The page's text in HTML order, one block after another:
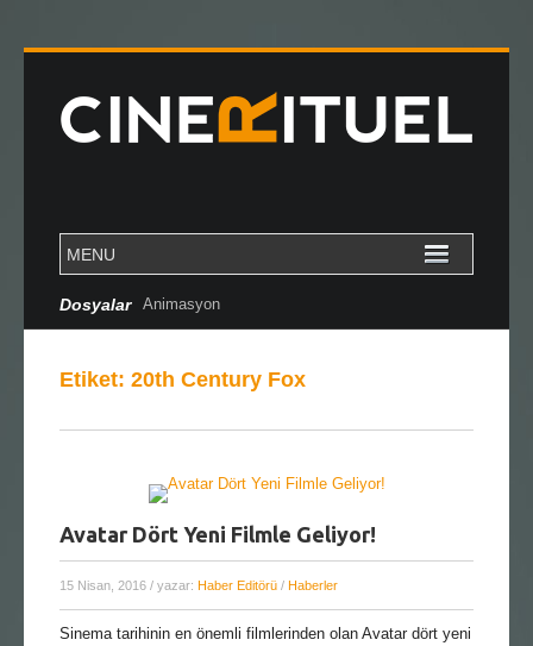
Dosyalar Animasyon
Etiket: 20th Century Fox
Avatar Dört Yeni Filmle Geliyor!
15 Nisan, 2016 / yazar: Haber Editörü / Haberler
Sinema tarihinin en önemli filmlerinden olan Avatar dört yeni